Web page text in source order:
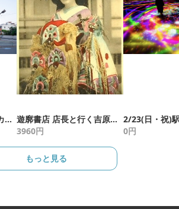
11/14(土)【午後の部】カフェの聖地を巡る 清澄白河スタンプラリー特別編
遊廓書店 店長と行く吉原遊廓歩き 割引券付！
3960円
0円
もっと見る